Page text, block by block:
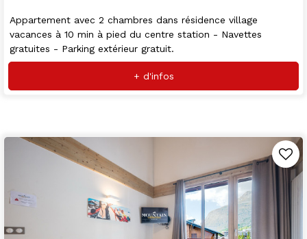
Appartement avec 2 chambres dans résidence village
vacances à 10 min à pied du centre station - Navettes
gratuites - Parking extérieur gratuit.
+ d'infos